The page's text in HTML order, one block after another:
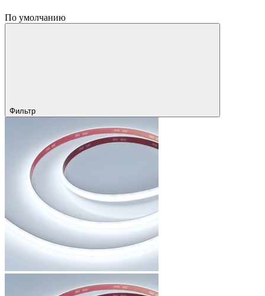
По умолчанию
Фильтр